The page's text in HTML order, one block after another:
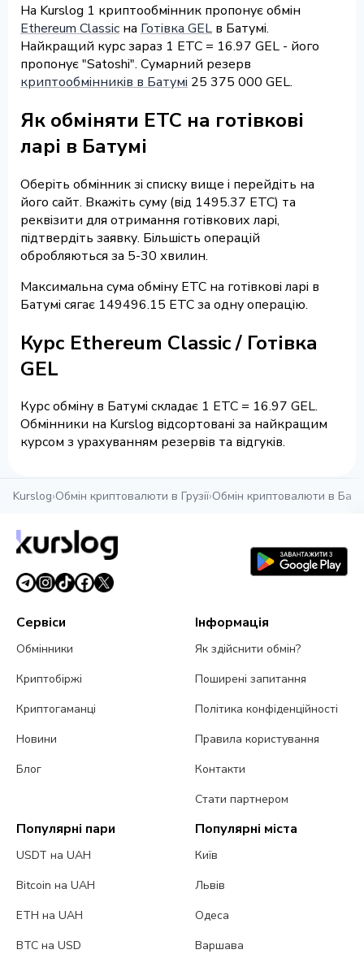
На Kurslog 1 криптообмінник пропонує обмін
Ethereum Classic на Готівка GEL в Батумі.
Найкращий курс зараз 1 ETC = 16.97 GEL - його
пропонує "Satoshi". Сумарний резерв
криптообмінників в Батумі 25 375 000 GEL.
Як обміняти ETC на готівкові
ларі в Батумі
Оберіть обмінник зі списку вище і перейдіть на
його сайт. Вкажіть суму (від 1495.37 ETC) та
реквізити для отримання готівкових ларі,
підтвердіть заявку. Більшість операцій
обробляються за 5-30 хвилин.
Максимальна сума обміну ETC на готівкові ларі в
Батумі сягає 149496.15 ETC за одну операцію.
Курс Ethereum Classic / Готівка
GEL
Курс обміну в Батумі складає 1 ETC = 16.97 GEL.
Обмінники на Kurslog відсортовані за найкращим
курсом з урахуванням резервів та відгуків.
Kurslog›Обмін криптовалюти в Грузії›Обмін криптовалюти в
Сервіси
Обмінники
Криптобіржі
Криптогаманці
Новини
Блог
Інформація
Як здійснити обмін?
Поширені запитання
Політика конфіденційності
Правила користування
Контакти
Стати партнером
Популярні пари
USDT на UAH
Bitcoin на UAH
ETH на UAH
BTC на USD
Популярні міста
Київ
Львів
Одеса
Варшава